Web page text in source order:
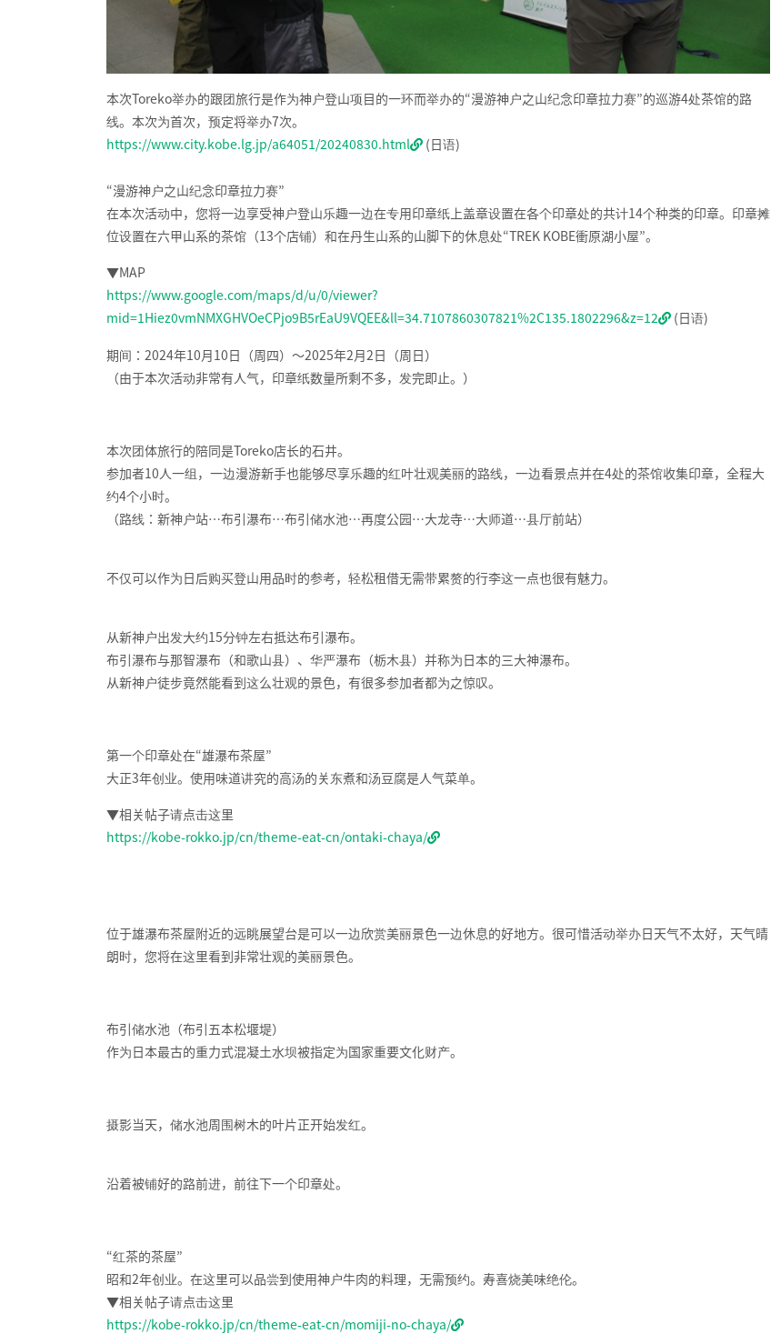
本次Toreko举办的跟团旅行是作为神户登山项目的一环而举办的“漫游神户之山纪念印章拉力赛”的巡游4处茶馆的路
线。本次为首次，预定将举办7次。
https://www.city.kobe.lg.jp/a64051/20240830.html
(日语)
“漫游神户之山纪念印章拉力赛”
在本次活动中，您将一边享受神户登山乐趣一边在专用印章纸上盖章设置在各个印章处的共计14个种类的印章。印章摊
位设置在六甲山系的茶馆（13个店铺）和在丹生山系的山脚下的休息处“TREK KOBE衝原湖小屋”。
▼MAP
https://www.google.com/maps/d/u/0/viewer?
mid=1Hiez0vmNMXGHVOeCPjo9B5rEaU9VQEE&ll=34.7107860307821%2C135.1802296&z=12
(日语)
期间：2024年10月10日（周四）～2025年2月2日（周日）
（由于本次活动非常有人气，印章纸数量所剩不多，发完即止。）
本次团体旅行的陪同是Toreko店长的石井。
参加者10人一组，一边漫游新手也能够尽享乐趣的红叶壮观美丽的路线，一边看景点并在4处的茶馆收集印章，全程大
约4个小时。
（路线：新神户站…布引瀑布…布引储水池…再度公园…大龙寺…大师道…县厅前站）
不仅可以作为日后购买登山用品时的参考，轻松租借无需带累赘的行李这一点也很有魅力。
从新神户出发大约15分钟左右抵达布引瀑布。
布引瀑布与那智瀑布（和歌山县）、华严瀑布（栃木县）并称为日本的三大神瀑布。
从新神户徒步竟然能看到这么壮观的景色，有很多参加者都为之惊叹。
第一个印章处在“雄瀑布茶屋”
大正3年创业。使用味道讲究的高汤的关东煮和汤豆腐是人气菜单。
▼相关帖子请点击这里
https://kobe-rokko.jp/cn/theme-eat-cn/ontaki-chaya/
位于雄瀑布茶屋附近的远眺展望台是可以一边欣赏美丽景色一边休息的好地方。很可惜活动举办日天气不太好，天气晴
朗时，您将在这里看到非常壮观的美丽景色。
布引储水池（布引五本松堰堤）
作为日本最古的重力式混凝土水坝被指定为国家重要文化财产。
摄影当天，储水池周围树木的叶片正开始发红。
沿着被铺好的路前进，前往下一个印章处。
“红茶的茶屋”
昭和2年创业。在这里可以品尝到使用神户牛肉的料理，无需预约。寿喜烧美味绝伦。
▼相关帖子请点击这里
https://kobe-rokko.jp/cn/theme-eat-cn/momiji-no-chaya/